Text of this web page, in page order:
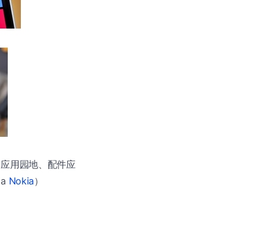
用园地、配件应
Nokia）